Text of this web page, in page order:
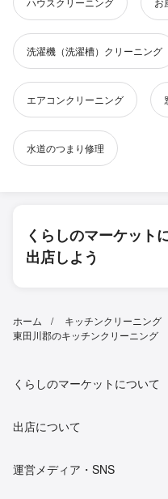
洗濯機（洗濯槽）クリーニング
エアコンクリーニング
水道のつまり修理
くらしのマーケット
出店しよう
ホーム キッチンクリーニング
東田川郡のキッチンクリーニング
くらしのマーケットについて
出店について
運営メディア・SNS